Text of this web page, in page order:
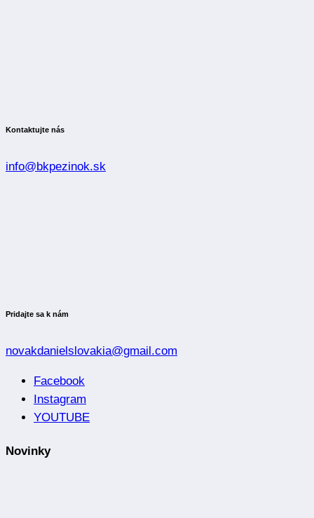
Kontaktujte nás
info@bkpezinok.sk
Pridajte sa k nám
novakdanielslovakia@gmail.com
Facebook
Instagram
YOUTUBE
Novinky